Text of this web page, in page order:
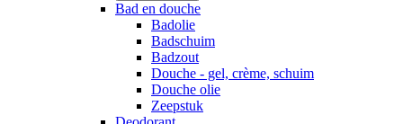
Bad en douche
Badolie
Badschuim
Badzout
Douche - gel, crème, schuim
Douche olie
Zeepstuk